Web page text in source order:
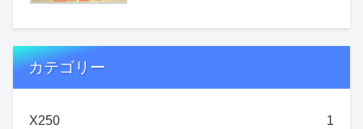
カテゴリー
X250 1